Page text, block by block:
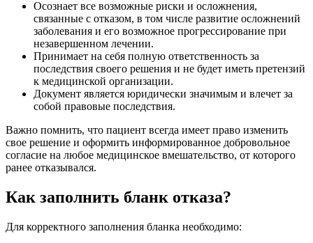
Осознает все возможные риски и осложнения,
связанные с отказом, в том числе развитие осложнений
заболевания и его возможное прогрессирование при
незавершенном лечении.
Принимает на себя полную ответственность за
последствия своего решения и не будет иметь претензий
к медицинской организации.
Документ является юридически значимым и влечет за
собой правовые последствия.
Важно помнить, что пациент всегда имеет право изменить
свое решение и оформить информированное добровольное
согласие на любое медицинское вмешательство, от которого
ранее отказывался.
Как заполнить бланк отказа?
Для корректного заполнения бланка необходимо: